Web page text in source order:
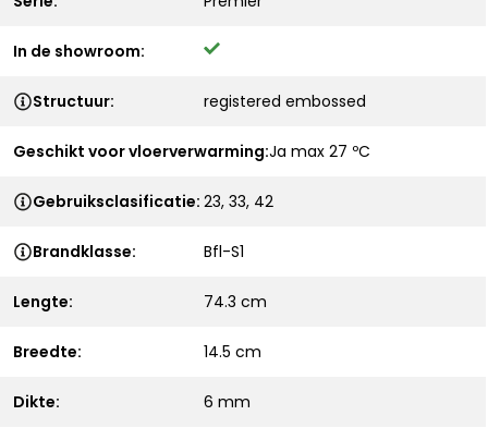
In de showroom:
Structuur: registered embossed
Geschikt voor vloerverwarming:Ja max 27 ºC
Gebruiksclasificatie: 23, 33, 42
Brandklasse: Bfl-S1
Lengte: 74.3 cm
Breedte: 14.5 cm
Dikte: 6 mm